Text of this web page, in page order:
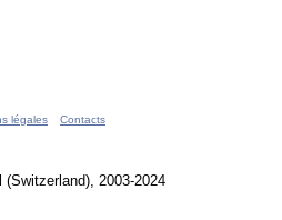
légales Contacts
(Switzerland), 2003-2024